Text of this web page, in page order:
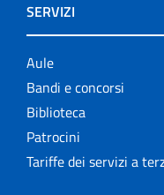
SERVIZI
Aule
Bandi e concorsi
Biblioteca
Patrocini
Tariffe dei servizi a